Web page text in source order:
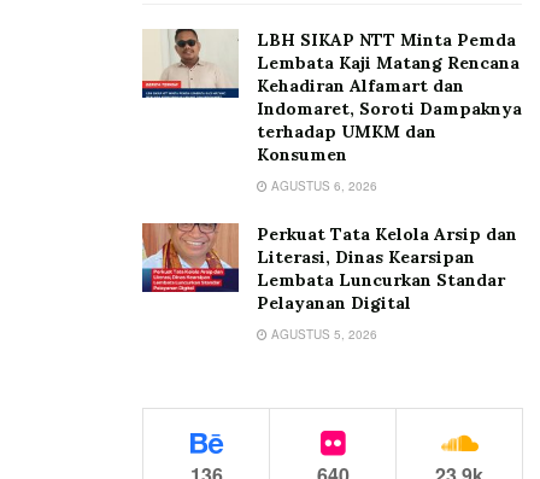
LBH SIKAP NTT Minta Pemda
Lembata Kaji Matang Rencana
Kehadiran Alfamart dan
Indomaret, Soroti Dampaknya
terhadap UMKM dan
Konsumen
AGUSTUS 6, 2026
Perkuat Tata Kelola Arsip dan
Literasi, Dinas Kearsipan
Lembata Luncurkan Standar
Pelayanan Digital
AGUSTUS 5, 2026